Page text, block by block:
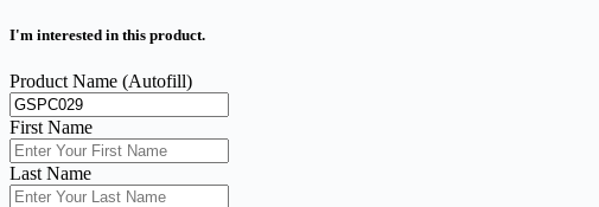
I'm interested in this product.
Product Name (Autofill)
First Name
Last Name